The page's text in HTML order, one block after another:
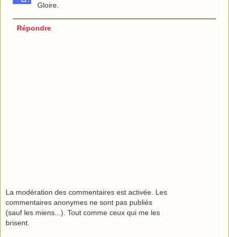
Gloire.
Répondre
La modération des commentaires est activée. Les
commentaires anonymes ne sont pas publiés
(sauf les miens...). Tout comme ceux qui me les
brisent.